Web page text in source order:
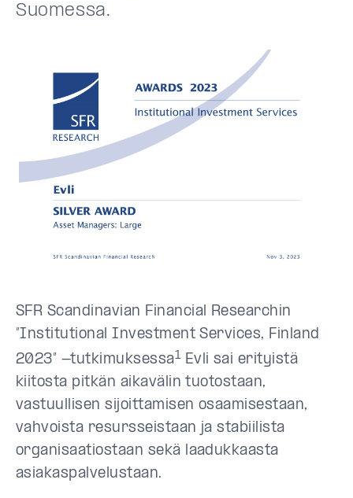
Suomessa.
SFR Scandinavian Financial Researchin
”Institutional Investment Services, Finland
2023” -tutkimuksessa1Evli sai erityistä
kiitosta pitkän aikavälin tuotostaan,
vastuullisen sijoittamisen osaamisestaan,
vahvoista resursseistaan ja stabiilista
organisaatiostaan sekä laadukkaasta
asiakaspalvelustaan.